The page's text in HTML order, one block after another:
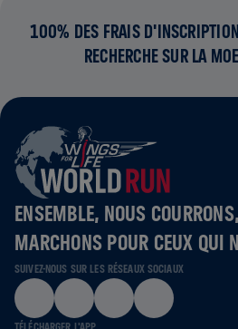
100% DES FRAIS
RECHERCHE SUR LA
ENSEMBLE, NOUS
MARCHONS POUR CEUX QUI
SUIVEZ-NOUS SUR LES RÉSEAUX SOCIAUX